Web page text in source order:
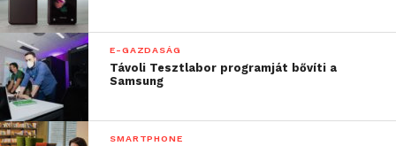
E-GAZDASÁG
Távoli Tesztlabor programját bővíti a
Samsung
SMARTPHONE